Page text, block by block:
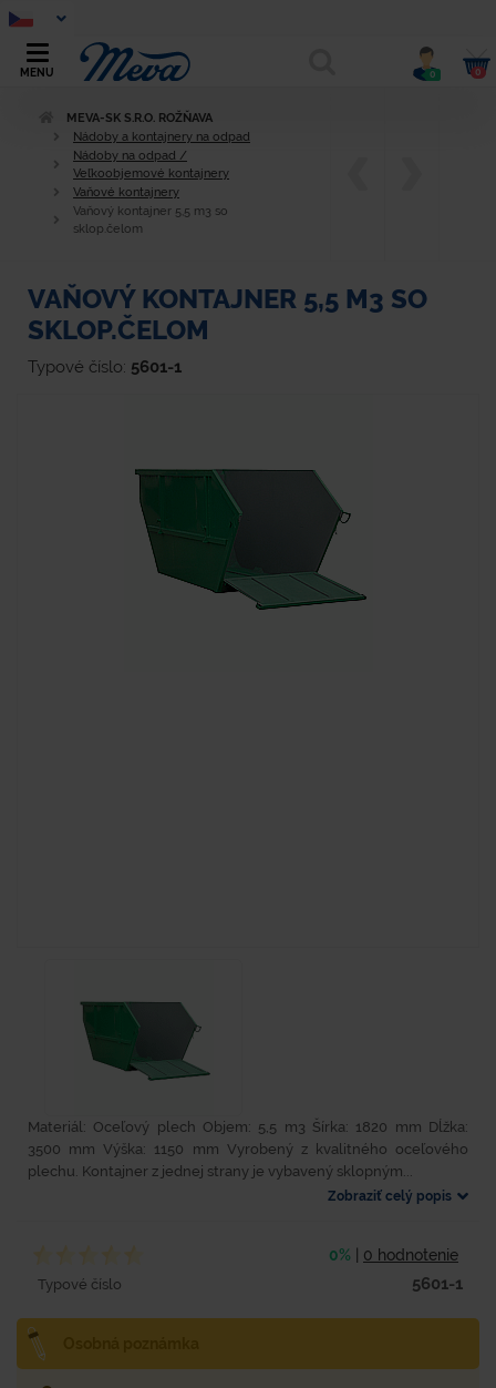
MENU 0 0
MEVA-SK S.R.O. ROŽŇAVA
Nádoby a kontajnery na odpad
Nádoby na odpad /
Veľkoobjemové kontajnery
Vaňové kontajnery
Vaňový kontajner 5,5 m3 so
sklop.čelom
VAŇOVÝ KONTAJNER 5,5 M3 SO
SKLOP.ČELOM
Typové číslo: 5601-1
Materiál: Oceľový plech Objem: 5,5 m3 Šírka: 1820 mm Dĺžka:
3500 mm Výška: 1150 mm Vyrobený z kvalitného oceľového
plechu. Kontajner z jednej strany je vybavený sklopným...
Zobraziť celý popis
0% 0 hodnotenie
Typové číslo 5601-1